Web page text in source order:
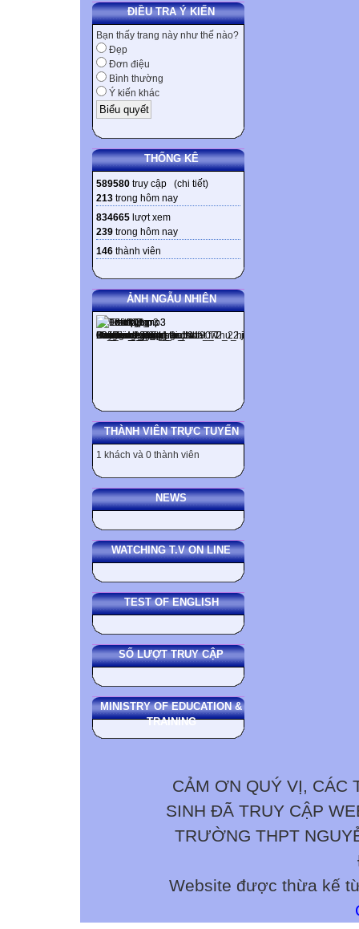
ĐIỀU TRA Ý KIẾN
Bạn thấy trang này như thế nào?
Đẹp
Đơn điệu
Bình thường
Ý kiến khác
THỐNG KÊ
589580 truy cập (chi tiết)
213 trong hôm nay
834665 lượt xem
239 trong hôm nay
146 thành viên
ẢNH NGẪU NHIÊN
THÀNH VIÊN TRỰC TUYẾN
1 khách và 0 thành viên
NEWS
WATCHING T.V ON LINE
TEST OF ENGLISH
SỐ LƯỢT TRUY CẬP
MINISTRY OF EDUCATION &
TRAINING
CẢM ƠN QUÝ VỊ, CÁC
SINH ĐÃ TRUY CẬP
TRƯỜNG THPT
Website được thừa kế